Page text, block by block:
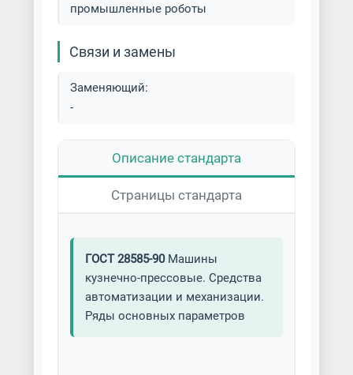
промышленные роботы
Связи и замены
Заменяющий:
-
Описание стандарта
Страницы стандарта
ГОСТ 28585-90Машины
кузнечно-прессовые. Средства
автоматизации и механизации.
Ряды основных параметров